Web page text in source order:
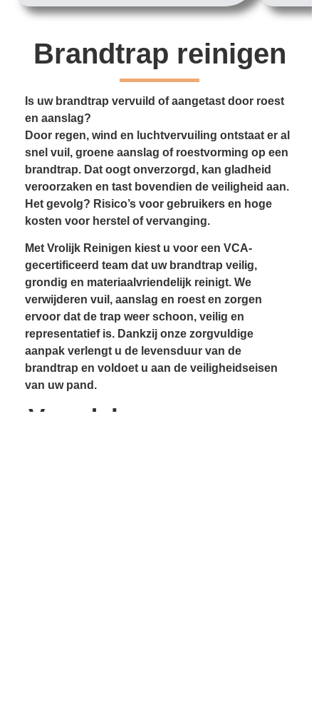
Brandtrap reinigen
Is uw brandtrap vervuild of aangetast door roest
en aanslag?
Door regen, wind en luchtvervuiling ontstaat er al
snel vuil, groene aanslag of roestvorming op een
brandtrap. Dat oogt onverzorgd, kan gladheid
veroorzaken en tast bovendien de veiligheid aan.
Het gevolg? Risico’s voor gebruikers en hoge
kosten voor herstel of vervanging.
Met Vrolijk Reinigen kiest u voor een VCA-
gecertificeerd team dat uw brandtrap veilig,
grondig en materiaalvriendelijk reinigt. We
verwijderen vuil, aanslag en roest en zorgen
ervoor dat de trap weer schoon, veilig en
representatief is. Dankzij onze zorgvuldige
aanpak verlengt u de levensduur van de
brandtrap en voldoet u aan de veiligheidseisen
van uw pand.
Voordelen